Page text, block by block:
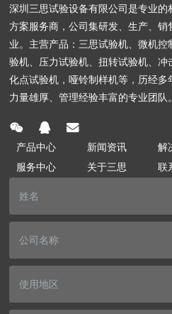
深圳三思试验设备有限公司是专业
方案服务商，公司集研发、生产、
业。主营产品：三思试验机、微机
验机、压力试验机、扭转试验机、
化点试验机，哑铃制样机等，历经
力量雄厚、管理经验丰富的专业团队。
产品中心 新闻资讯 解
服务中心
关于三思 联